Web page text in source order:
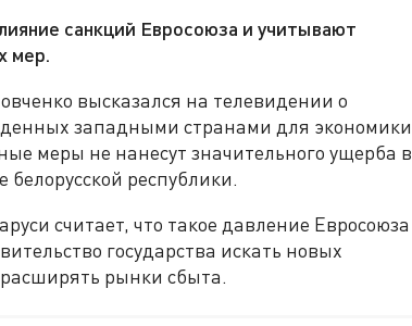
санкций Евросоюза и учитывают
мер.
высказался на телевидении о
западными странами для экономики
меры не нанесут значительного ущерба в
республики.
считает, что такое давление Евросоюза
государства искать новых
рынки сбыта.